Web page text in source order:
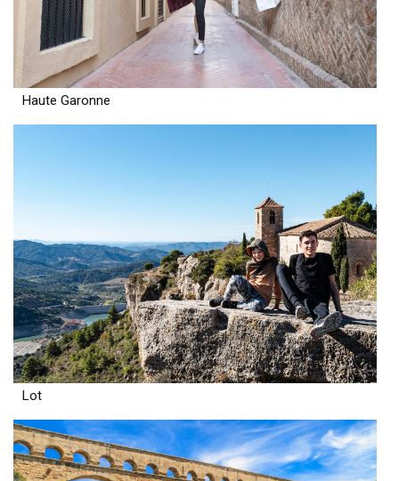
Haute Garonne
Lot